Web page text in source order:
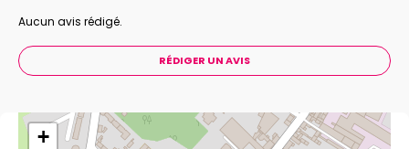
Aucun avis rédigé.
RÉDIGER UN AVIS
+